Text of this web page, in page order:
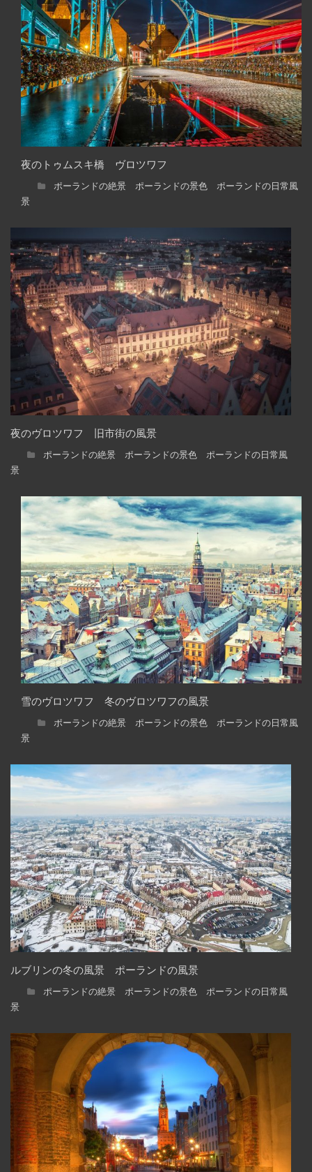
夜のトゥムスキ橋 ヴロツワフ
ポーランドの絶景 ポーランドの景色 ポーランドの日常風
景
夜のヴロツワフ 旧市街の風景
ポーランドの絶景 ポーランドの景色 ポーランドの日常風
景
雪のヴロツワフ 冬のヴロツワフの風景
ポーランドの絶景 ポーランドの景色 ポーランドの日常風
景
ルブリンの冬の風景 ポーランドの風景
ポーランドの絶景 ポーランドの景色 ポーランドの日常風
景